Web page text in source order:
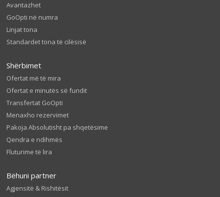
Avantazhet
GoOpti në numra
Linjat tona
Standardet tona të cilësisë
Shërbimet
Ofertat më të mira
Ofertat e minutës së fundit
Transfertat GoOpti
Menaxho rezervimet
Pakoja Absolutisht pa shqetësime
Qendra e ndihmës
Fluturime të lira
Bëhuni partner
Agjensitë & Rishitësit